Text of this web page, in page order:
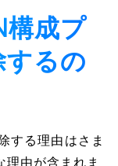
成プ
するの
する理由はさま